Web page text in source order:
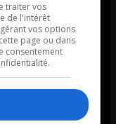
traiter vos
de l'intérêt
vos options
page ou dans
consentement